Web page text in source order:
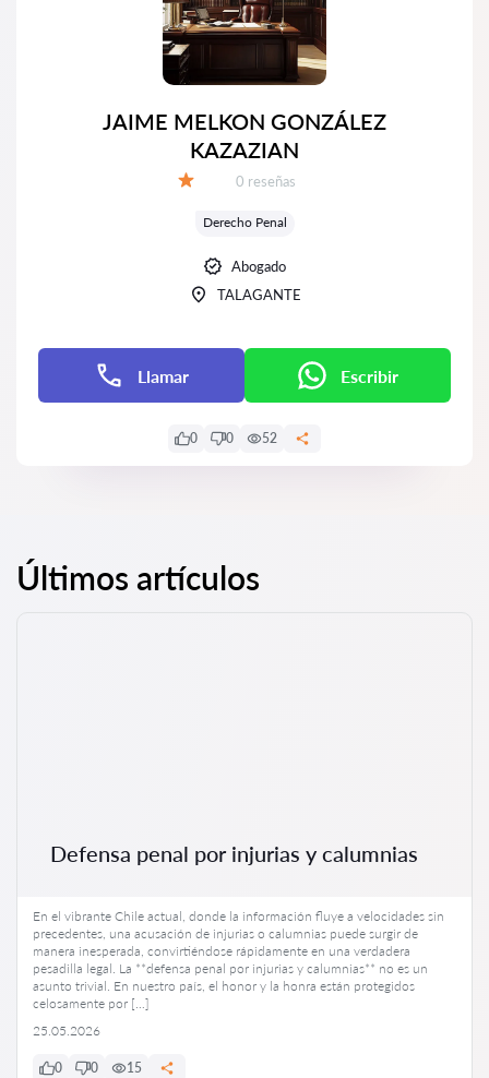
JAIME MELKON GONZÁLEZ
KAZAZIAN
Número de reseñas:
0 reseñas
Derecho Penal
Abogado
TALAGANTE
Llamar Escribir
0 0 52
Últimos artículos
Defensa penal por injurias y calumnias
En el vibrante Chile actual, donde la información fluye a velocidades sin
precedentes, una acusación de injurias o calumnias puede surgir de
manera inesperada, convirtiéndose rápidamente en una verdadera
pesadilla legal. La **defensa penal por injurias y calumnias** no es un
asunto trivial. En nuestro país, el honor y la honra están protegidos
celosamente por […]
25.05.2026
0 0 15